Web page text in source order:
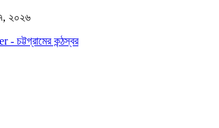
২০২৬
- চট্টগ্রামের কন্ঠস্বর